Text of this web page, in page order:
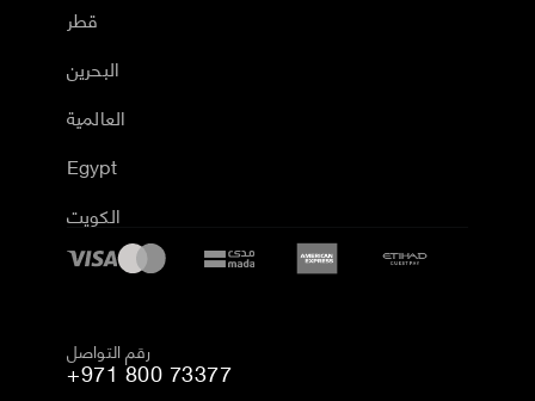
قطر
البحرين
العالمية
Egypt
الكويت
رقم التواصل
+971 800 73377